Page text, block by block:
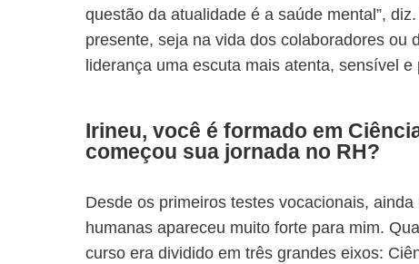
questão da atualidade é a saúde mental”,
presente, seja na vida dos colaboradores ou
liderança uma escuta mais atenta, sensível e
Irineu, você é formado em
começou sua jornada no RH?
Desde os primeiros testes vocacionais,
humanas apareceu muito forte para mim.
curso era dividido em três grandes eixos: